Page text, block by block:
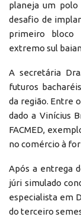
planeja um polo
desafio de
primeiro bloco
extremo sul
A secretária
futuros
da região. Entre
dado a Vinícius
FACMED,
no comércio à
Após a entrega
júri simulado
especialista em
do terceiro